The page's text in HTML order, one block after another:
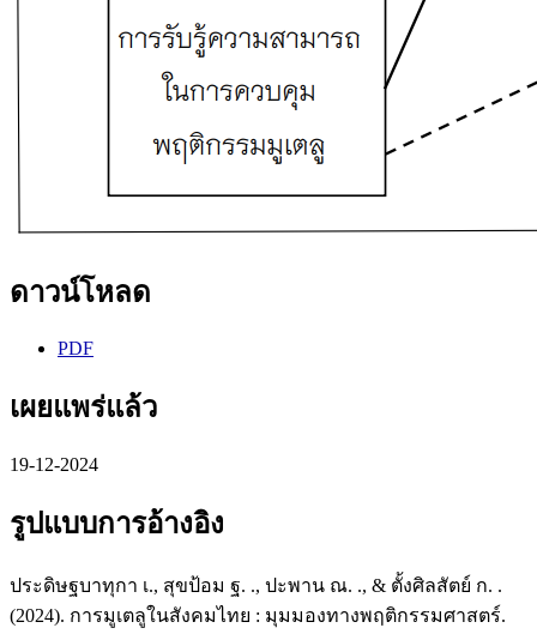
ดาวน์โหลด
PDF
เผยแพร่แล้ว
19-12-2024
รูปแบบการอ้างอิง
ประดิษฐบาทุกา เ., สุขป้อม ฐ. ., ปะพาน ณ. ., & ตั้งศิลสัตย์ ก. .
(2024). การมูเตลูในสังคมไทย : มุมมองทางพฤติกรรมศาสตร์.